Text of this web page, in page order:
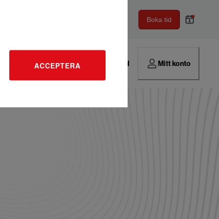
ACCEPTERA
Boka tid
Hitta verkstad Mitt konto